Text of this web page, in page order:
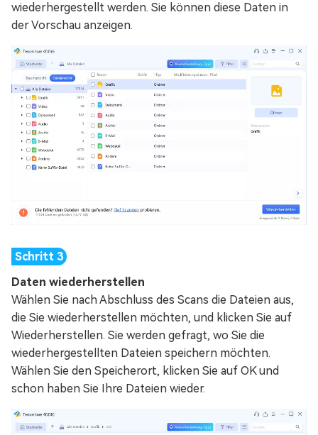
wiederhergestellt werden. Sie können diese Daten in
der Vorschau anzeigen.
Daten wiederherstellen
Wählen Sie nach Abschluss des Scans die Dateien aus,
die Sie wiederherstellen möchten, und klicken Sie auf
Wiederherstellen. Sie werden gefragt, wo Sie die
wiederhergestellten Dateien speichern möchten.
Wählen Sie den Speicherort, klicken Sie auf OK und
schon haben Sie Ihre Dateien wieder.